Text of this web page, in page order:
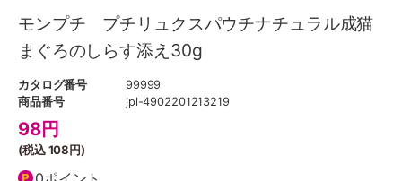
モンプチ プチリュクスパウチナチュラル成猫
まぐろのしらす添え30g
カタログ番号
99999
商品番号
jpl-4902201213219
98円
(税込108円)